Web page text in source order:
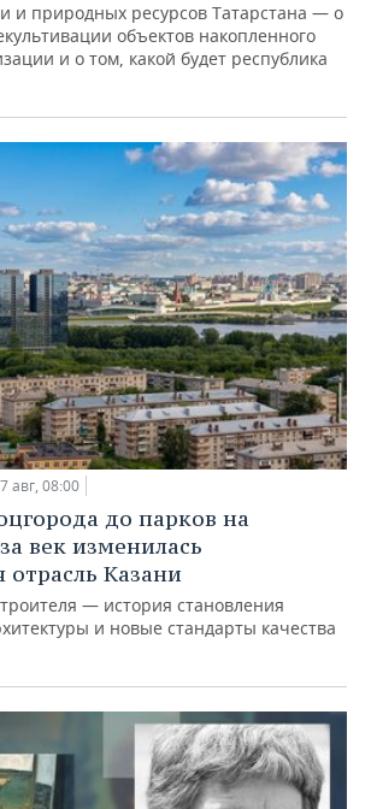
и природных ресурсов Татарстана — о
объектов накопленного
и о том, какой будет республика
авг, 08:00
до парков на
век изменилась
отрасль Казани
— история становления
и новые стандарты качества